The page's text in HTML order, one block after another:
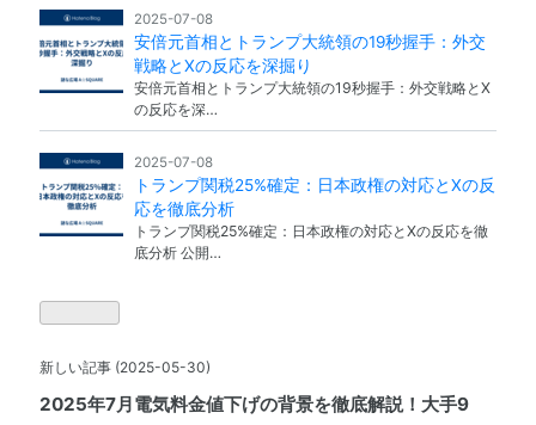
2025-07-08
安倍元首相とトランプ大統領の19秒握手：外交
戦略とXの反応を深掘り
安倍元首相とトランプ大統領の19秒握手：外交戦略とX
の反応を深…
2025-07-08
トランプ関税25%確定：日本政権の対応とXの反
応を徹底分析
トランプ関税25%確定：日本政権の対応とXの反応を徹
底分析 公開…
新しい記事 (2025-05-30)
2025年7月電気料金値下げの背景を徹底解説！大手9